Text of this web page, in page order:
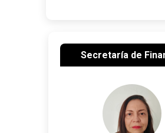
Secretaría de